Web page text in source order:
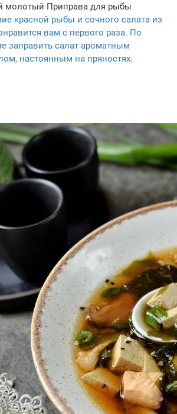
молотый Приправа для рыбы
красной рыбы и сочного салата из
вам с первого раза. По
заправить салат ароматным
настоянным на пряностях.